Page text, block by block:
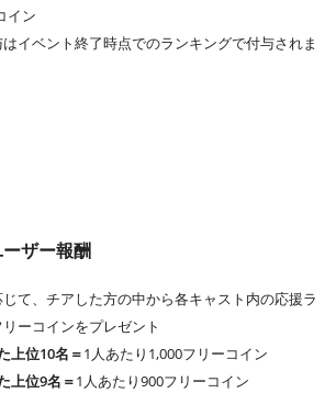
イン
イベント終了時点でのランキングで付与されま
ザー報酬
て、チアした方の中から各キャスト内の応援ラ
ーコインをプレゼント
上位10名＝1人あたり1,000フリーコイン
上位9名＝1人あたり900フリーコイン